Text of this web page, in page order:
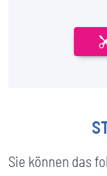
Sie können das